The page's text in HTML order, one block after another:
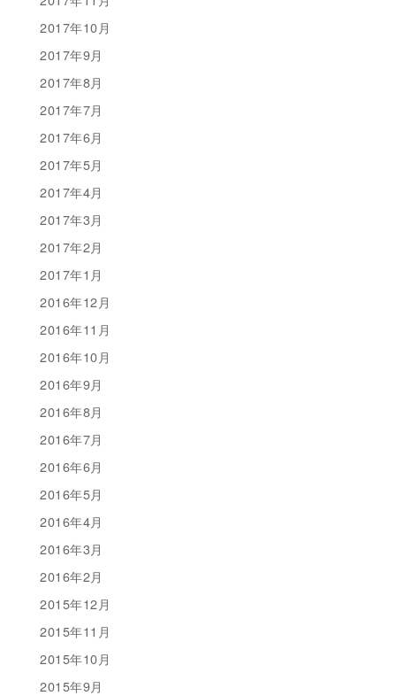
2017年10月
2017年9月
2017年8月
2017年7月
2017年6月
2017年5月
2017年4月
2017年3月
2017年2月
2017年1月
2016年12月
2016年11月
2016年10月
2016年9月
2016年8月
2016年7月
2016年6月
2016年5月
2016年4月
2016年3月
2016年2月
2015年12月
2015年11月
2015年10月
2015年9月